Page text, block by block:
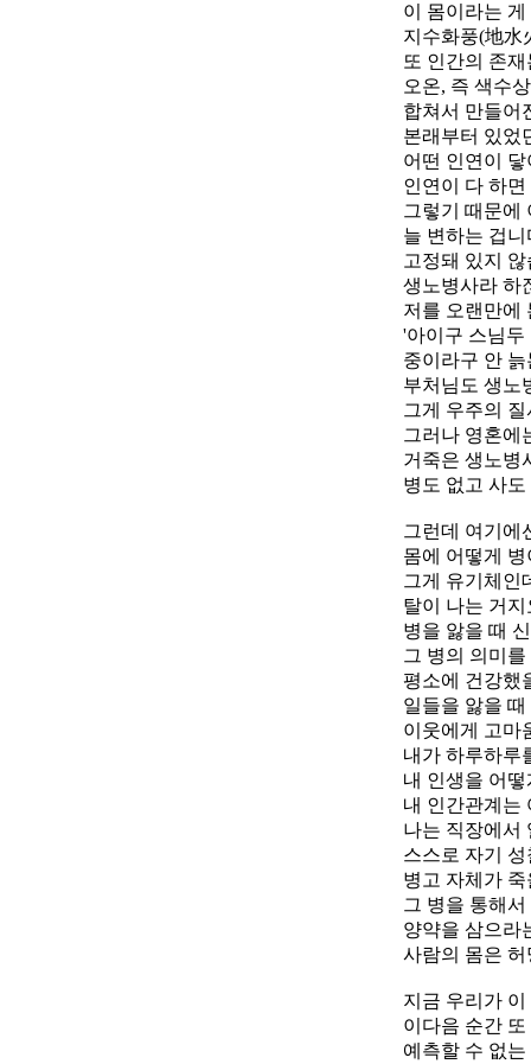
이 몸이라는 게
지수화풍(地水
또 인간의 존
오온, 즉 색수
합쳐서 만들어
본래부터 있었
어떤 인연이
인연이 다 하
그렇기 때문에
늘 변하는 겁니
고정돼 있지
생노병사라 하
저를 오랜만에
'아이구 스님두
중이라구 안
부처님도 생노
그게 우주의
그러나 영혼에
거죽은 생노병
병도 없고 사
그런데 여기에
몸에 어떻게
그게 유기체인
탈이 나는 거지
병을 앓을 때
그 병의 의미
평소에 건강했
일들을 앓을
이웃에게 고마
내가 하루하루
내 인생을 어
내 인간관계는
나는 직장에서
스스로 자기
병고 자체가
그 병을 통해
양약을 삼으라
사람의 몸은
지금 우리가
이다음 순간
예측할 수 없